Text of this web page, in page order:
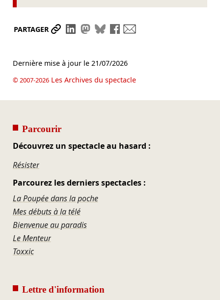
PARTAGER Partager le lien
Partager sur LinkedIn
Partager sur Mastodon
Partager sur Bluesky
Partager sur Facebook
Dernière mise à jour le 21/07/2026
© 2007-2026Les Archives du spectacle
Parcourir
Découvrez un spectacle au hasard :
Résister
Parcourez les derniers spectacles :
La Poupée dans la poche
Mes débuts à la télé
Bienvenue au paradis
Le Menteur
Toxxic
Lettre d'information